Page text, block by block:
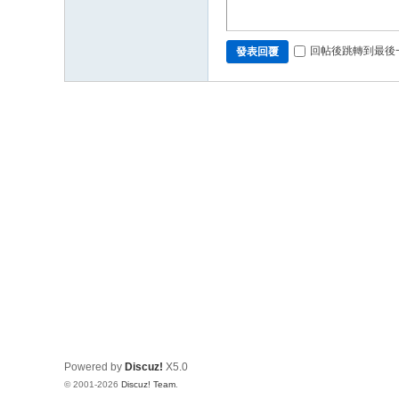
發表回覆 回帖後跳轉到最後
Powered by Discuz! X5.0
© 2001-2026 Discuz! Team